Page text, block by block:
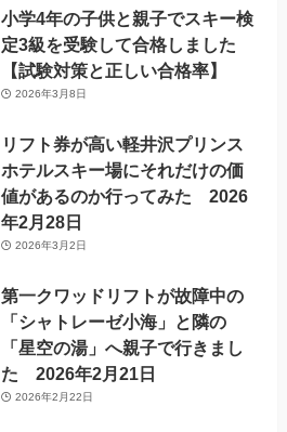
小学4年の子供と親子でスキー検
定3級を受験して合格しました
【試験対策と正しい合格率】
2026年3月8日
リフト券が高い軽井沢プリンス
ホテルスキー場にそれだけの価
値があるのか行ってみた 2026
年2月28日
2026年3月2日
第一クワッドリフトが故障中の
「シャトレーゼ小海」と隣の
「星空の湯」へ親子で行きまし
た 2026年2月21日
2026年2月22日